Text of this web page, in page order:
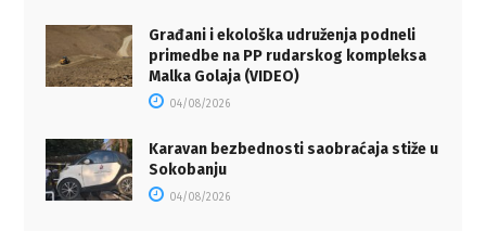
Građani i ekološka udruženja podneli
primedbe na PP rudarskog kompleksa
Malka Golaja (VIDEO)
04/08/2026
Karavan bezbednosti saobraćaja stiže u
Sokobanju
04/08/2026